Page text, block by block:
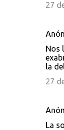
27
Nos
la
27
La